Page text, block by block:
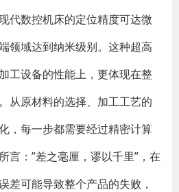
代数控机床的定位精度可达微
领域达到纳米级别。这种超高
工设备的性能上，更体现在整
从原材料的选择、加工工艺的
，每一步都需要经过精密计算
言：”差之毫厘，谬以千里”，在
差可能导致整个产品的失败，